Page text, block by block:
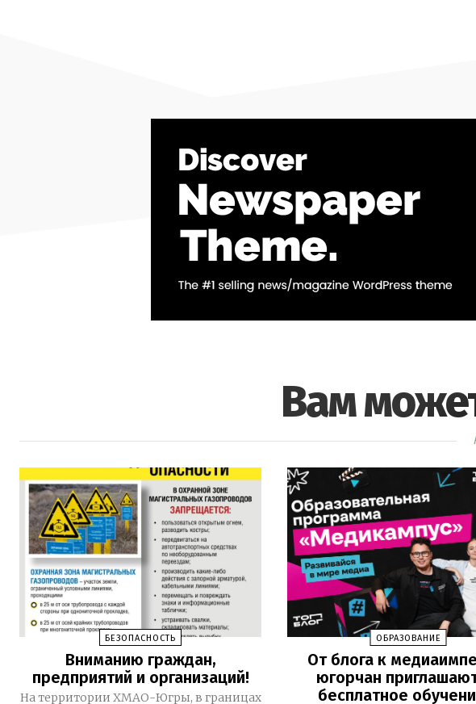
Вам
БЕЗОПАСНОСТЬ
Вниманию граждан,
предприятий и организаций!
На территории ХМАО-Югры, в границах
ОБРАЗОВАНИЕ
От блога к
югорчан
бесплатное